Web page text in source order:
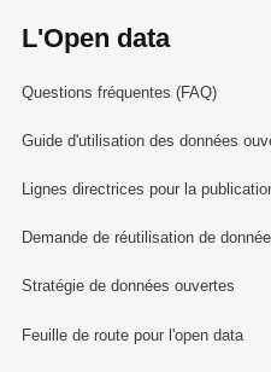
L'Open data
Questions fréquentes (FAQ)
Guide d'utilisation des données
Lignes directrices pour la
Demande de réutilisation de
Stratégie de données ouvertes
Feuille de route pour l'open data